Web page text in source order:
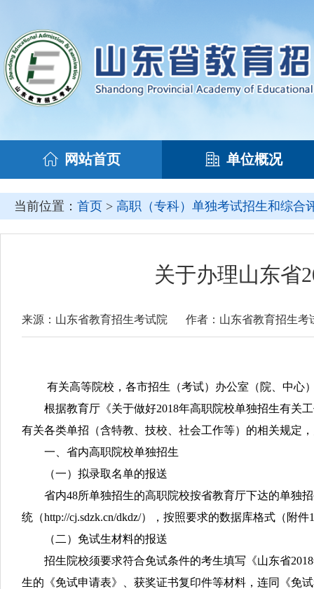
网站首页 单位概况
当前位置： 首页 > 高职（专科）单独考试招生和综合
关于办理山东省
来源：山东省教育招生考试院 作者：山东省教育招生考
有关高等院校，各市招生（考试）办公室（院、中心
根据教育厅《关于做好2018年高职院校单独招生有关工
有关各类单招（含特教、技校、社会工作等）的相关规定
一、省内高职院校单独招生
（一）拟录取名单的报送
省内48所单独招生的高职院校按省教育厅下达的单独招
统（http://cj.sdzk.cn/dkdz/），按照要求的数据库格式（附
（二）免试生材料的报送
招生院校须要求符合免试条件的考生填写《山东省2018
生的《免试申请表》、获奖证书复印件等材料，连同《免